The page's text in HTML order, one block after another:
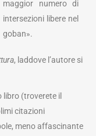
maggior numero di
intersezioni libere nel
goban».
, laddove l’autore si
(troverete il
citazioni
meno affascinante